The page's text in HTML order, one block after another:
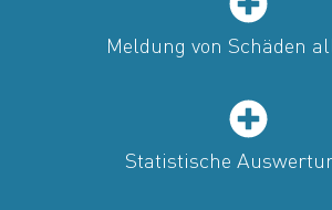
Meldung von Schäden
Statistische